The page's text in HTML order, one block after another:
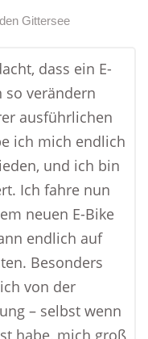
Gittersee
dass ein E-
so verändern
ausführlichen
ich mich endlich
und ich bin
Ich fahre nun
neuen E-Bike
endlich auf
Besonders
von der
– selbst wenn
habe, mich groß